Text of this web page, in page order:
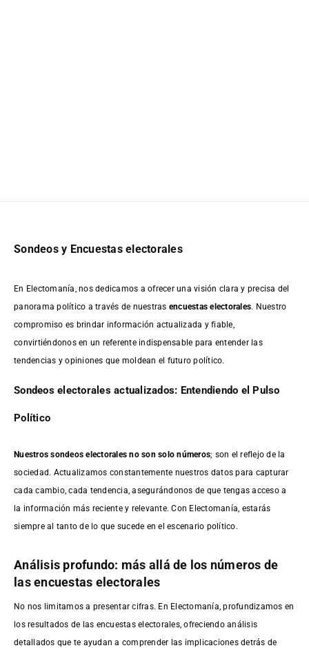
Sondeos y Encuestas electorales
En Electomanía, nos dedicamos a ofrecer una visión clara y precisa del
panorama político a través de nuestras encuestas electorales. Nuestro
compromiso es brindar información actualizada y fiable,
convirtiéndonos en un referente indispensable para entender las
tendencias y opiniones que moldean el futuro político.
Sondeos electorales actualizados: Entendiendo el Pulso
Político
Nuestros sondeos electorales no son solo números; son el reflejo de la
sociedad. Actualizamos constantemente nuestros datos para capturar
cada cambio, cada tendencia, asegurándonos de que tengas acceso a
la información más reciente y relevante. Con Electomanía, estarás
siempre al tanto de lo que sucede en el escenario político.
Análisis profundo: más allá de los números de
las encuestas electorales
No nos limitamos a presentar cifras. En Electomanía, profundizamos en
los resultados de las encuestas electorales, ofreciendo análisis
detallados que te ayudan a comprender las implicaciones detrás de